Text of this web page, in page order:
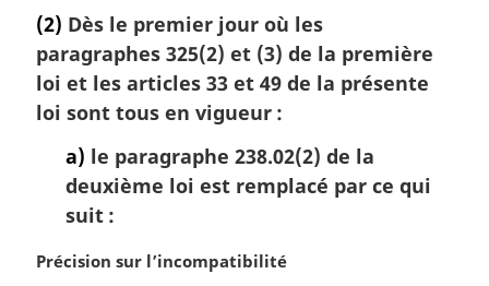
:
(2) Dès le premier jour où les
paragraphes 325(2) et (3) de la première
loi et les articles 33 et 49 de la présente
loi sont tous en vigueur :
a) le paragraphe 238.02(2) de la
deuxième loi est remplacé par ce qui
suit :
N
Précision sur l’incompatibilité